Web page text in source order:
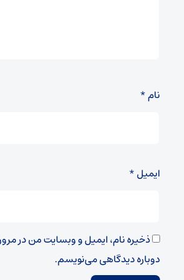
نام*
ایمیل*
ذخیره نام، ایمیل و وبسایت من در
دوباره دیدگاهی می‌نویسم.